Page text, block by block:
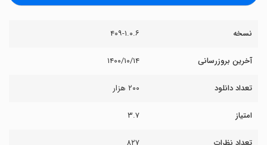
نسخه ۴۰۹-۱.۰.۶
آخرین بروزرسانی ۱۴۰۰/۱۰/۱۴
تعداد دانلود ۲۰۰ هزار
امتیاز ۳.۷